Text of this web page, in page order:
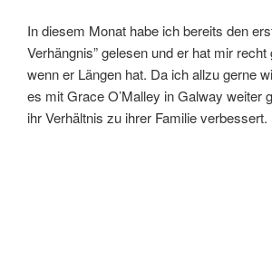
In diesem Monat habe ich bereits den
Verhängnis” gelesen und er hat mir
wenn er Längen hat. Da ich allzu gerne
es mit Grace O’Malley in Galway weiter
ihr Verhältnis zu ihrer Familie verbessert.